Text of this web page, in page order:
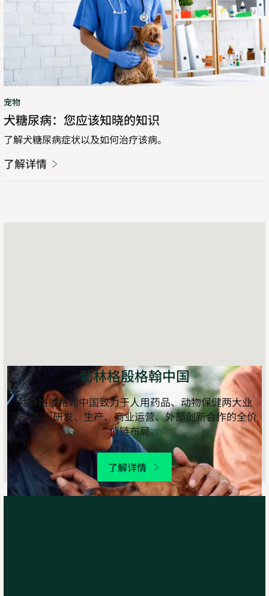
宠物
犬糖尿病：您应该知晓的知识
了解犬糖尿病症状以及如何治疗该病。
了解详情
勃林格殷格翰中国
勃林格殷格翰中国致力于人用药品、动物保健两大业
务，实现研发、生产、商业运营、外部创新合作的全价
值链布局。
了解详情